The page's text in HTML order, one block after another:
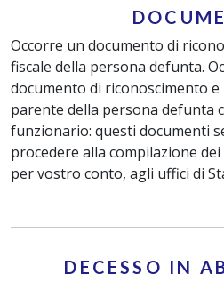
Occorre un documento di
fiscale della persona defunta.
documento di riconoscimento e
parente della persona defunta
funzionario: questi documenti
procedere alla compilazione
per vostro conto, agli uffici di
DECESSO IN